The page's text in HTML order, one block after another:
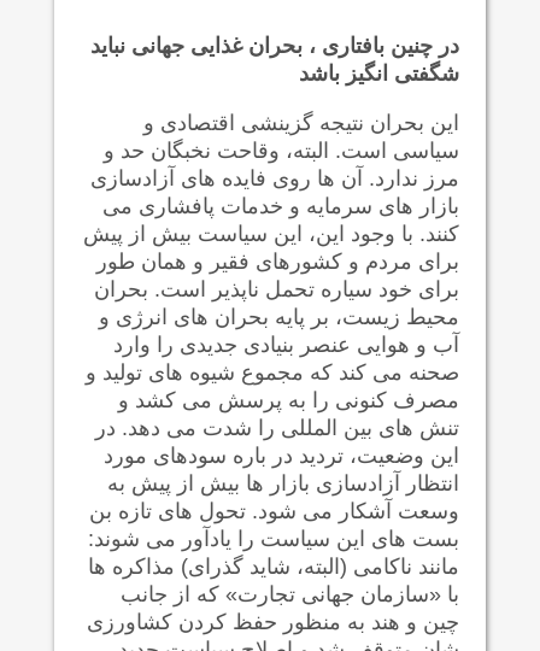
در چنین بافتاری ، بحران غذایی جهانی نباید
شگفتی انگیز باشد
این بحران نتیجه گزینشی اقتصادی و
سیاسی است. البته، وقاحت نخبگان حد و
مرز ندارد. آن ها روی فایده های آزادسازی
بازار های سرمایه و خدمات پافشاری می
کنند. با وجود این، این سیاست بیش از پیش
برای مردم و کشورهای فقیر و همان طور
برای خود سیاره تحمل ناپذیر است. بحران
محیط زیست، بر پایه بحران های انرژی و
آب و هوایی عنصر بنیادی جدیدی را وارد
صحنه می کند که مجموع شیوه های تولید و
مصرف کنونی را به پرسش می کشد و
تنش های بین المللی را شدت می دهد. در
این وضعیت، تردید در باره سودهای مورد
انتظار آزادسازی بازار ها بیش از پیش به
وسعت آشکار می شود. تحول های تازه بن
بست های این سیاست را یادآور می شوند:
مانند ناکامی (البته، شاید گذرای) مذاکره ها
با «سازمان جهانی تجارت» که از جانب
چین و هند به منظور حفظ کردن کشاورزی